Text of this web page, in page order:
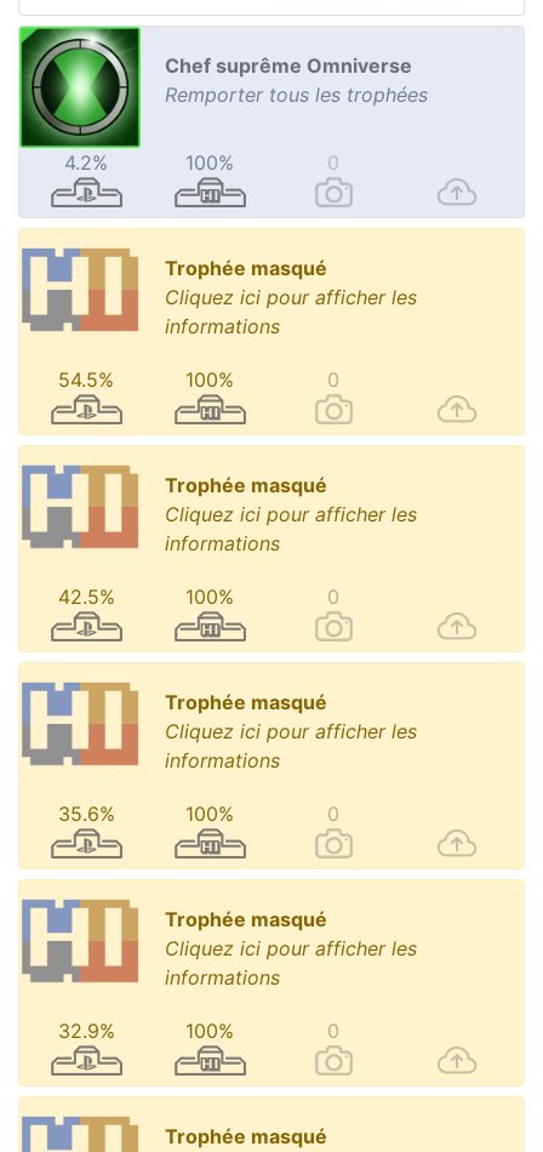
Chef suprême Omniverse
Remporter tous les trophées
4.2% 100% 0
Trophée masqué
Cliquez ici pour afficher les
informations
54.5% 100% 0
Trophée masqué
Cliquez ici pour afficher les
informations
42.5% 100% 0
Trophée masqué
Cliquez ici pour afficher les
informations
35.6% 100% 0
Trophée masqué
Cliquez ici pour afficher les
informations
32.9% 100% 0
Trophée masqué